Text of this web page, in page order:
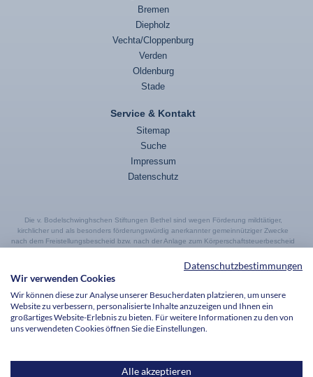
Bremen
Diepholz
Vechta/Cloppenburg
Verden
Oldenburg
Stade
Service & Kontakt
Sitemap
Suche
Impressum
Datenschutz
Die v. Bodelschwinghschen Stiftungen Bethel sind wegen Förderung mildtätiger,
kirchlicher und als besonders förderungswürdig anerkannter gemeinnütziger Zwecke
nach dem Freistellungsbescheid bzw. nach der Anlage zum Körperschaftsteuerbescheid
letzten Veranlagungszeitraum nach § 5 Abs. 1 Nr. 9 des Körperschaftsteuergesetzes
von der Körperschaftsteuer und nach § 3 Nr. 6 des Gewerbesteuergesetzes von der
© 2026 Bethel im Norden
Datenschutzbestimmungen
Wir verwenden Cookies
Wir können diese zur Analyse unserer Besucherdaten platzieren, um unsere
Website zu verbessern, personalisierte Inhalte anzuzeigen und Ihnen ein
großartiges Website-Erlebnis zu bieten. Für weitere Informationen zu den von
uns verwendeten Cookies öffnen Sie die Einstellungen.
Alle akzeptieren